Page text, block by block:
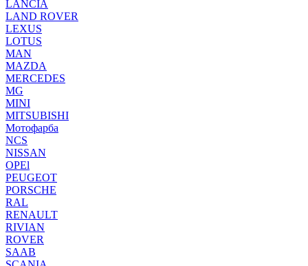
LANCIA
LAND ROVER
LEXUS
LOTUS
MAN
MAZDA
MERCEDES
MG
MINI
MITSUBISHI
Мотофарба
NCS
NISSAN
OPEl
PEUGEOT
PORSCHE
RAL
RENAULT
RIVIAN
ROVER
SAAB